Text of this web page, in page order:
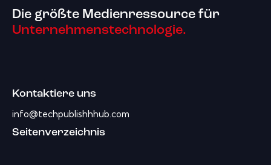
Die größte Medienressource für
Unternehmenstechnologie.
Kontaktiere uns
info@techpublishhhub.com
Seitenverzeichnis